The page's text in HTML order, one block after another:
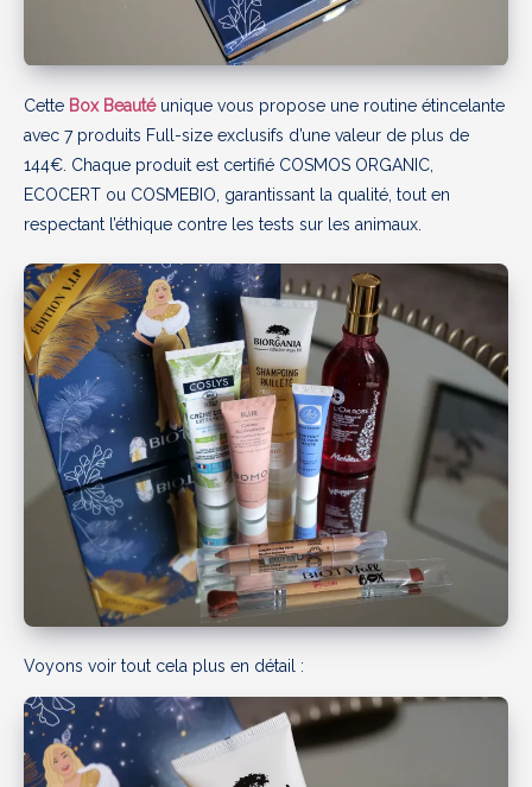
Cette Box Beautéunique vous propose une routine étincelante
avec 7 produits Full-size exclusifs d’une valeur de plus de
144€. Chaque produit est certifié COSMOS ORGANIC,
ECOCERT ou COSMEBIO, garantissant la qualité, tout en
respectant l’éthique contre les tests sur les animaux.
Voyons voir tout cela plus en détail :